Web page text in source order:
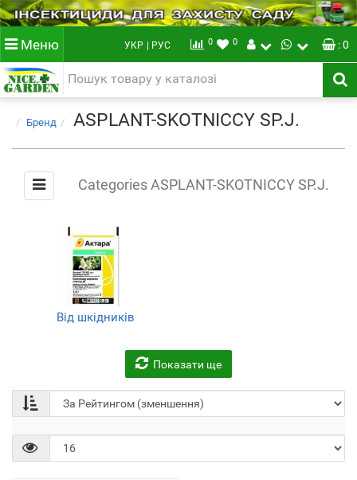
Меню УКР | РУС 0 0 : 0
Бренд ASPLANT-SKOTNICCY SP.J.
Categories ASPLANT-SKOTNICCY SP.J.
Від шкідників
Показати ще